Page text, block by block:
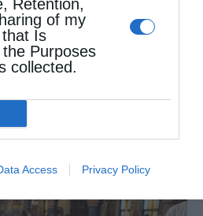
Retention,
of my
Is
Purposes
collected.
Access Privacy Policy
Να μιμηθούμε την